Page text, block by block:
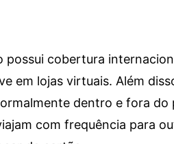
possui cobertura
em lojas virtuais. Além
dentro e fora do
com frequência para